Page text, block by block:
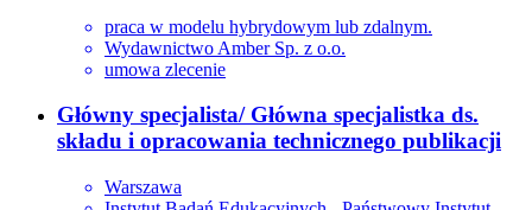
praca w modelu hybrydowym lub zdalnym.
Wydawnictwo Amber Sp. z o.o.
umowa zlecenie
Główny specjalista/ Główna specjalistka ds.
składu i opracowania technicznego publikacji
Warszawa